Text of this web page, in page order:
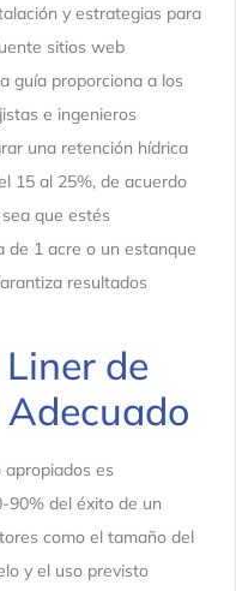
y estrategias para
sitios web
guía proporciona a los
e ingenieros
una retención hídrica
15 al 25%, de acuerdo
que estés
de 1 acre o un estanque
resultados
de
apropiados es
90% del éxito de un
como el tamaño del
y el uso previsto